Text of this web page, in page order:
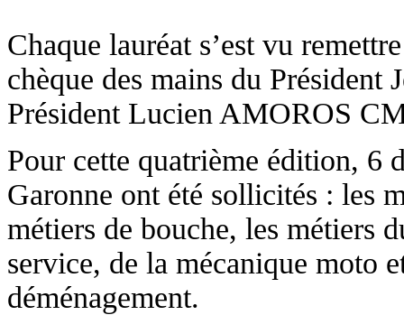
Chaque lauréat s’est vu
chèque des mains du
Président Lucien AMOROS
Pour cette quatrième édition, 6
Garonne ont été sollicités : les
métiers de bouche, les métiers
service, de la mécanique moto
déménagement.